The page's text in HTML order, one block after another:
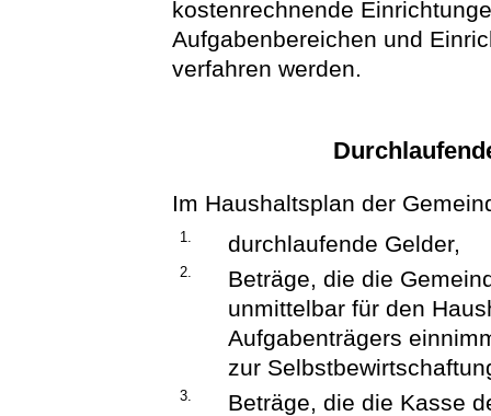
kostenrechnende
Aufgabenbereichen und
verfahren werden.
Im Haushaltsplan der
1. durchlaufende Gelder,
2.
Beträge, die die
unmittelbar für den
Aufgabenträgers
zur
3.
Beträge, die die Kasse